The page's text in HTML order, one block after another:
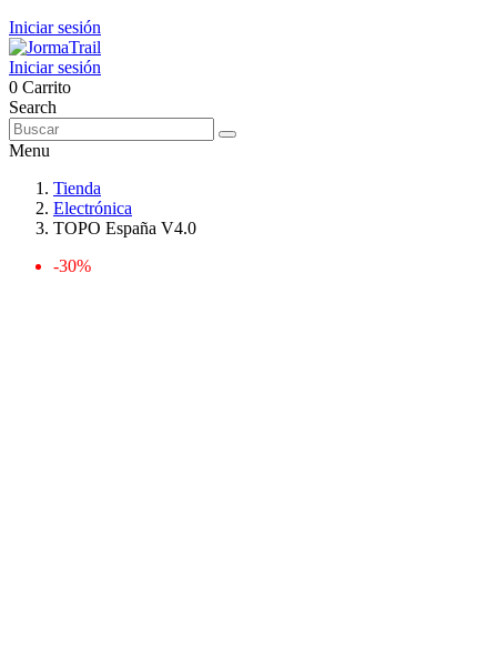
Iniciar sesión
Iniciar sesión
0 Carrito
Search
Menu
Tienda
Electrónica
TOPO España V4.0
-30%